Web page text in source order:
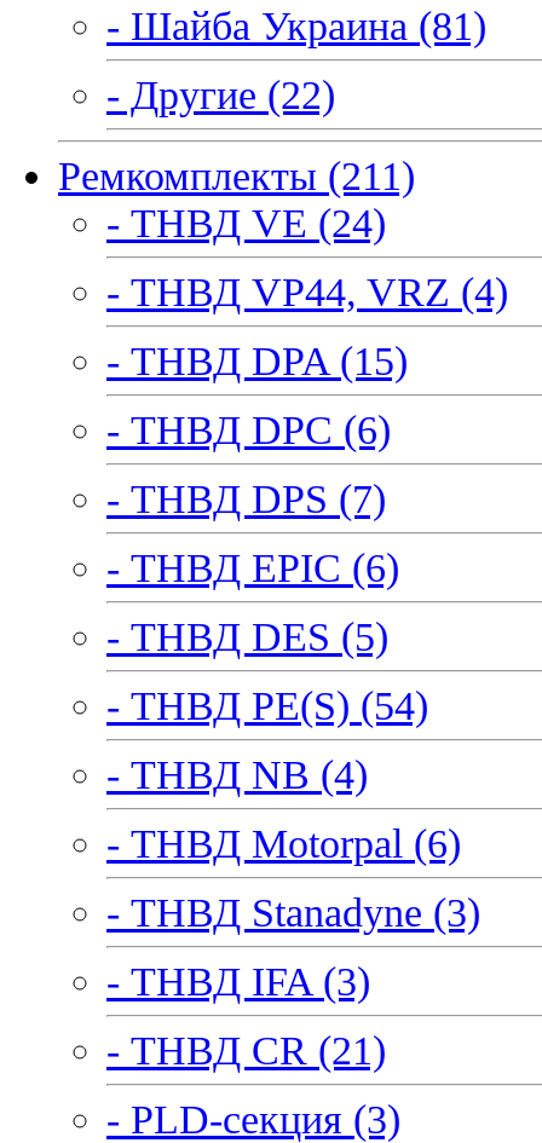
- Шайба Украина (81)
- Другие (22)
Ремкомплекты (211)
- ТНВД VE (24)
- ТНВД VP44, VRZ (4)
- ТНВД DPA (15)
- ТНВД DPC (6)
- ТНВД DPS (7)
- ТНВД EPIC (6)
- ТНВД DES (5)
- ТНВД PE(S) (54)
- ТНВД NB (4)
- ТНВД Motorpal (6)
- ТНВД Stanadyne (3)
- ТНВД IFA (3)
- ТНВД CR (21)
- PLD-секция (3)